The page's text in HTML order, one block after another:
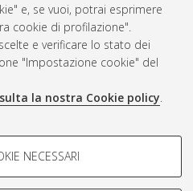
e, se vuoi, potrai esprimere
cookie di profilazione".
e verificare lo stato dei
"Impostazione cookie" del
la nostra Cookie policy.
-
NECESSARI